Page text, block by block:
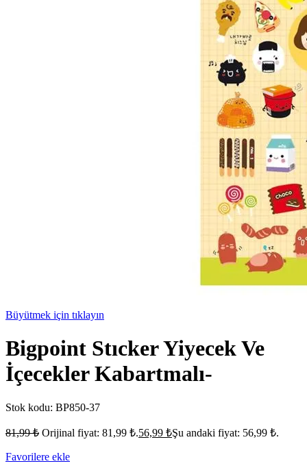
Büyütmek için tıklayın
Bigpoint Stıcker Yiyecek Ve
İçecekler Kabartmalı-
Stok kodu: BP850-37
81,99₺ Orijinal fiyat: 81,99 ₺.56,99 ₺Şu andaki fiyat: 56,99 ₺.
Favorilere ekle